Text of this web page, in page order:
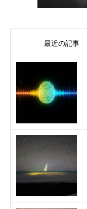
最近の記事